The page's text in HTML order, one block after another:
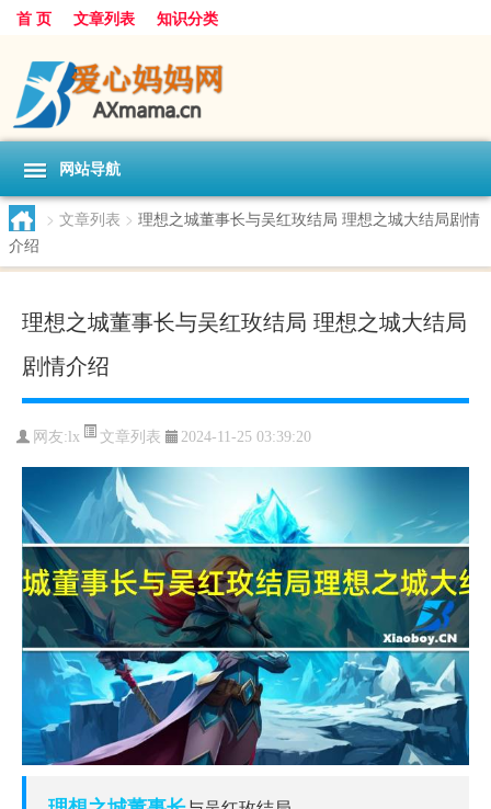
首 页 文章列表 知识分类
网站导航
> 文章列表 > 理想之城董事长与吴红玫结局 理想之城大结局剧情
介绍
理想之城董事长与吴红玫结局 理想之城大结局
剧情介绍
网友: lx 文章列表 2024-11-25 03:39:20